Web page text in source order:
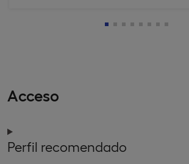
Acceso
Perfil recomendado